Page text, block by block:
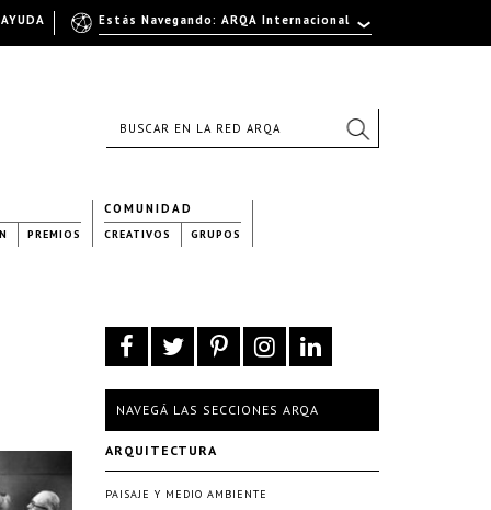
PREMIOS
COMUNIDAD
CREATIVOS GRUPOS
NAVEGÁ LAS SECCIONES ARQA
ARQUITECTURA
PAISAJE Y MEDIO AMBIENTE
Estás Navegando: ARQA Internacional
AYUDA